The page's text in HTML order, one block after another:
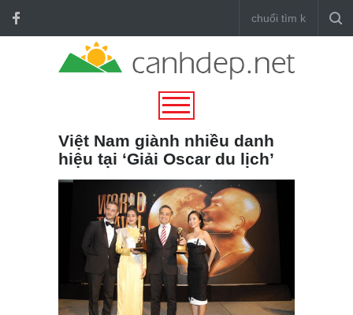
Việt Nam giành nhiều danh
hiệu tại ‘Giải Oscar du lịch’